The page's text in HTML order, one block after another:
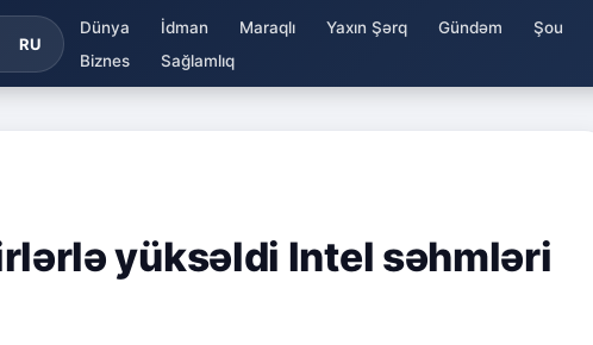
RU
Dünya İdman Maraqlı Yaxın Şərq Gündəm Şou
Biznes
Sağlamlıq
yüksəldi Intel səhmləri